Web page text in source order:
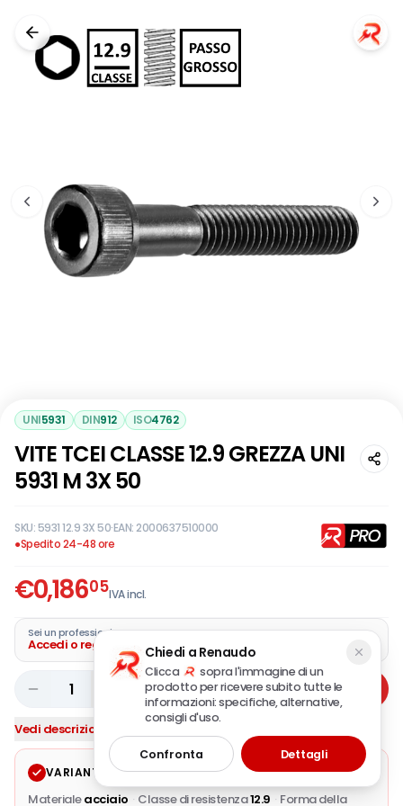
UNI5931 DIN912 ISO4762
VITE TCEI CLASSE 12.9 GREZZA UNI
5931 M 3X 50
SKU:5931 12.9 3X 50·EAN:2000637510000
●Spedito 24-48 ore
€0,18605IVA incl.
Sei un professionista?
Accedi o registra la tua azienda
1 Aggiungi
Vedi descrizione completa
VARIANTE SELEZIONATA Modifica
Materialeacciaio · Classe di resistenza12.9 · Forma della
Chiedi a Renaudo
Clicca
sopra l'immagine di un
prodotto per ricevere subito tutte le
informazioni: specifiche, alternative,
consigli d'uso.
Confronta Dettagli